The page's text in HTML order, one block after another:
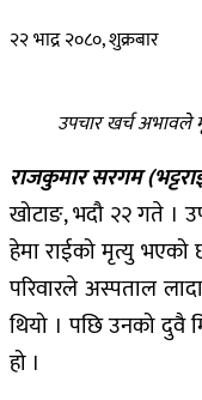
२२ भाद्र २०८०, शुक्रबार
उपचार खर्च अभावले
राजकुमार सरगम
खोटाङ, भदौ २२ गते ।
हेमा राईको मृत्यु भएको
परिवारले अस्पताल
थियो । पछि उनको दुवै
हो ।